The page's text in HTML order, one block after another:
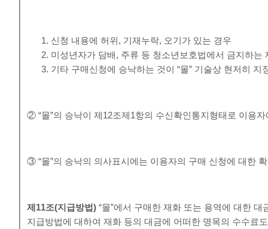
신청 내용에 허위, 기재누락, 오기가 있는 경우
미성년자가 담배, 주류 등 청소년보호법에서 금지하는
기타 구매신청에 승낙하는 것이 “몰” 기술상 현저히 지
② “몰”의 승낙이 제12조제1항의 수신확인통지형태로 이용
③ “몰”의 승낙의 의사표시에는 이용자의 구매 신청에 대한
제 11조(지급방법)“몰”에서 구매한 재화 또는 용역에 대한
지급방법에 대하여 재화 등의 대금에 어떠한 명목의 수수료